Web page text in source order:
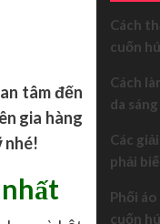
tâm đến
gia hàng
nhé!
Cách
cuốn
Cách
da
Các
phải
Phối áo
cuốn